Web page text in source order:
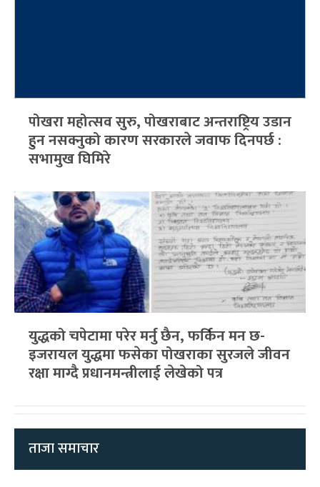
पोखरा महोत्सव सुरु, पोखराबाट अन्तराष्ट्रिय उडान
हुन नसक्नुको कारण सरकारले जवाफ दिनपर्छ :
सभामुख घिमिरे
युद्धको चपेटामा परेर मर्नु छैन, फर्किन मन छ-
इजरायल युद्धमा फसेका पोखराका सुरजले जीवन
रक्षा माग्दै प्रधानमन्त्रीलाई लेखेको पत्र
ताजा समाचार